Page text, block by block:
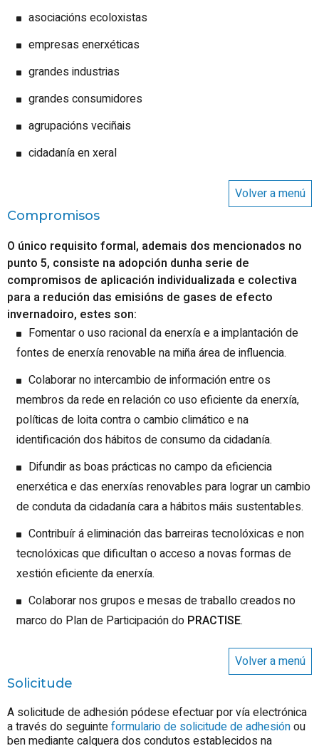
asociacións ecoloxistas
empresas enerxéticas
grandes industrias
grandes consumidores
agrupacións veciñais
cidadanía en xeral
Volver a menú
Compromisos
O único requisito formal, ademais dos mencionados no
punto 5, consiste na adopción dunha serie de
compromisos de aplicación individualizada e colectiva
para a redución das emisións de gases de efecto
invernadoiro, estes son:
Fomentar o uso racional da enerxía e a implantación de
fontes de enerxía renovable na miña área de influencia.
Colaborar no intercambio de información entre os
membros da rede en relación co uso eficiente da enerxía,
políticas de loita contra o cambio climático e na
identificación dos hábitos de consumo da cidadanía.
Difundir as boas prácticas no campo da eficiencia
enerxética e das enerxías renovables para lograr un cambio
de conduta da cidadanía cara a hábitos máis sustentables.
Contribuír á eliminación das barreiras tecnolóxicas e non
tecnolóxicas que dificultan o acceso a novas formas de
xestión eficiente da enerxía.
Colaborar nos grupos e mesas de traballo creados no
marco do Plan de Participación do PRACTISE.
Volver a menú
Solicitude
A solicitude de adhesión pódese efectuar por vía electrónica
a través do seguinteformulario de solicitude de adhesiónou
ben mediante calquera dos condutos establecidos na